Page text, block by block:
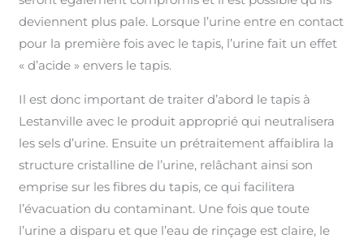
deviennent plus pale. Lorsque l’urine entre en contact
pour la première fois avec le tapis, l’urine fait un effet
« d’acide » envers le tapis.
Il est donc important de traiter d’abord le tapis à
Lestanville avec le produit approprié qui neutralisera
les sels d’urine. Ensuite un prétraitement affaiblira la
structure cristalline de l’urine, relâchant ainsi son
emprise sur les fibres du tapis, ce qui facilitera
l’évacuation du contaminant. Une fois que toute
l’urine a disparu et que l’eau de rinçage est claire, le